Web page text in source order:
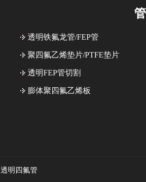
透明铁氟龙管/FEP管
聚四氟乙烯垫片/PTFE垫片
透明FEP管切割
膨体聚四氟乙烯板
透明四氟管